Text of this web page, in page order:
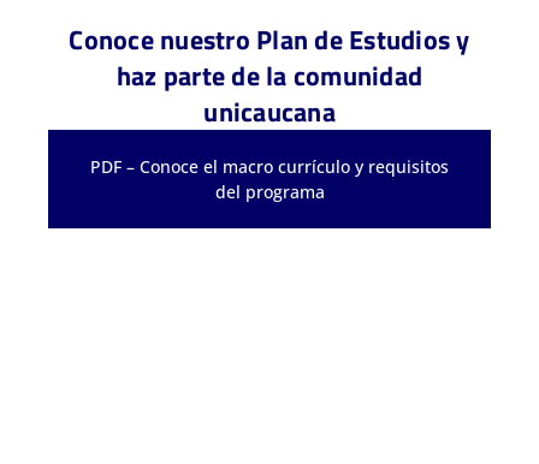
Conoce nuestro Plan de Estudios y
haz parte de la comunidad
unicaucana
PDF – Conoce el macro currículo y requisitos
del programa